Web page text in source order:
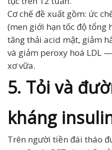
Cơ chế đề xuất gồm: ức
(men giới hạn tốc độ tổng
tăng thải acid mật, giảm
và giảm peroxy hoá LDL
xơ vữa.
5. Tỏi và
kháng
Trên người tiền đái tháo